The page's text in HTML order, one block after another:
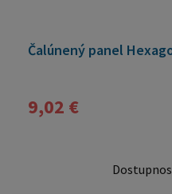
Čalúnený panel
9,02 €